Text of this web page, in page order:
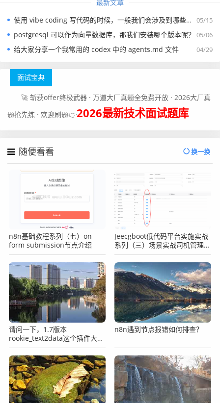
最新文章
05/15
使用 vibe coding 写代码的时候，一般我们会涉及到哪些提示词？
05/06
postgresql 可以作为向量数据库，那我们安装哪个版本呢？
04/29
给大家分享一个我常用的 codex 中的 agents.md 文件
面试宝典
🚀 斩获offer终极武器 · 万道大厂真题全免费开放 · 2026大厂真
题抢先练 · 欢迎刷题👉2026最新技术面试题库
随便看看 换一换
n8n基础教程系列（七）on
form submission节点介绍
Jeecgboot低代码平台实施实战
系列（三）场景实战司机管理之
表单字段必填
请问一下，1.7版本
rookie_text2data这个插件大家
可以使用吗？
n8n遇到节点报错如何排查？